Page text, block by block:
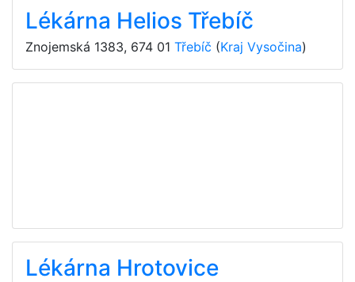
Lékárna Helios Třebíč
Znojemská 1383, 674 01 Třebíč (Kraj Vysočina)
Lékárna Hrotovice